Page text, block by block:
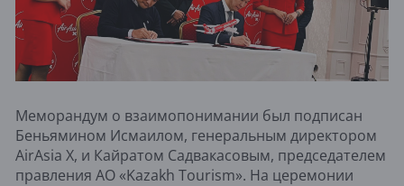
Меморандум о взаимопонимании был подписан
Беньямином Исмаилом, генеральным директором
AirAsia X, и Кайратом Садвакасовым, председателем
правления АО «Kazakh Tourism». На церемонии